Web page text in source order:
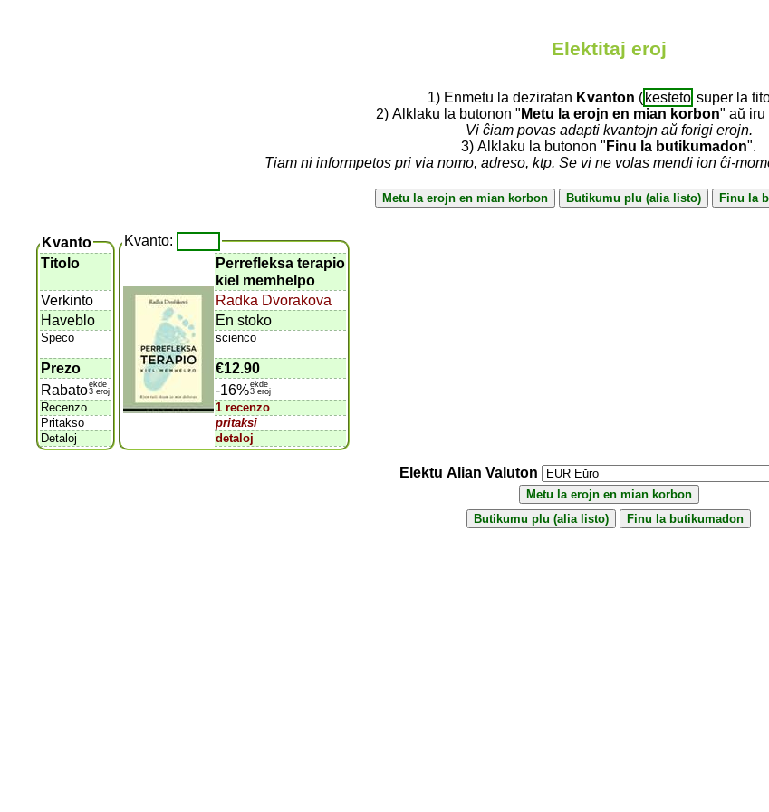
Elektitaj eroj
1) Enmetu la deziratan Kvanton ( kesteto super la
2) Alklaku la butonon " Metu la erojn en mian korbon" aŭ iru
Vi ĉiam povas adapti kvantojn aŭ forigi erojn.
3) Alklaku la butonon " Finu la butikumadon".
Tiam ni informpetos pri via nomo, adreso, ktp. Se vi ne volas mendi ion ĉi-
Kvanto
Titolo
Verkinto
Haveblo
Speco
Prezo
Rabatoekde
3 eroj
Recenzo
Pritakso
Detaloj
Kvanto:
Perrefleksa terapio
kiel memhelpo
Radka Dvorakova
En stoko
scienco
€12.90
-16%ekde
3 eroj
1 recenzo
pritaksi
detaloj
Elektu Alian Valuton